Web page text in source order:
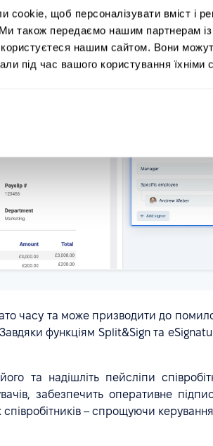
щоб персоналізувати вміст і
також передаємо нашим партнерам
нашим сайтом. Вони
під час вашого користування їхніми
часу та може призводити до
функціям Split&Sign та
та надішліть пейсліпи
забезпечить оперативне
співробітників – спрощуючи